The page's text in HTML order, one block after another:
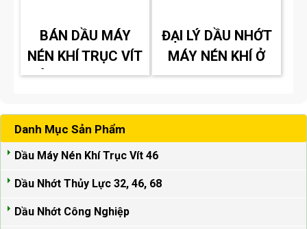
BÁN DẦU MÁY
NÉN KHÍ TRỤC VÍT
Ở BÌNH DƯƠNG
ĐẠI LÝ DẦU NHỚT
MÁY NÉN KHÍ Ở
BÌNH DƯƠNG
Danh Mục Sản Phẩm
Dầu Máy Nén Khí Trục Vít 46
Dầu Nhớt Thủy Lực 32, 46, 68
Dầu Nhớt Công Nghiệp